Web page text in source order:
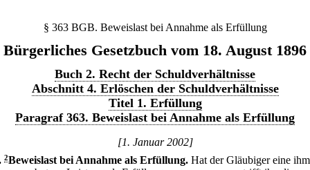
§ 363 BGB. Beweislast bei Annahme als Erfüllung
Bürgerliches Gesetzbuch vom 18. August 1896
Buch 2. Recht der Schuldverhältnisse
Abschnitt 4. Erlöschen der Schuldverhältnisse
Titel 1. Erfüllung
Paragraf 363. Beweislast bei Annahme als Erfüllung
[1. Januar 2002]
2Beweislast bei Annahme als Erfüllung. Hat der Gläubiger eine